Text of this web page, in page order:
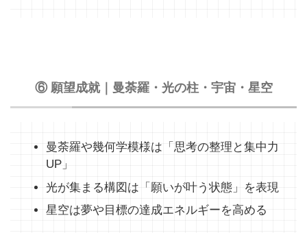
⑥ 願望成就｜曼荼羅・光の柱・宇宙・星空
曼荼羅や幾何学模様は「思考の整理と集中力
UP」
光が集まる構図は「願いが叶う状態」を表現
星空は夢や目標の達成エネルギーを高める